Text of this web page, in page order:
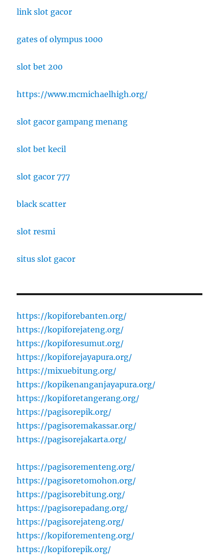
link slot gacor
gates of olympus 1000
slot bet 200
https://www.mcmichaelhigh.org/
slot gacor gampang menang
slot bet kecil
slot gacor 777
black scatter
slot resmi
situs slot gacor
https://kopiforebanten.org/
https://kopiforejateng.org/
https://kopiforesumut.org/
https://kopiforejayapura.org/
https://mixuebitung.org/
https://kopikenanganjayapura.org/
https://kopiforetangerang.org/
https://pagisorepik.org/
https://pagisoremakassar.org/
https://pagisorejakarta.org/
https://pagisorementeng.org/
https://pagisoretomohon.org/
https://pagisorebitung.org/
https://pagisorepadang.org/
https://pagisorejateng.org/
https://kopiforementeng.org/
https://kopiforepik.org/